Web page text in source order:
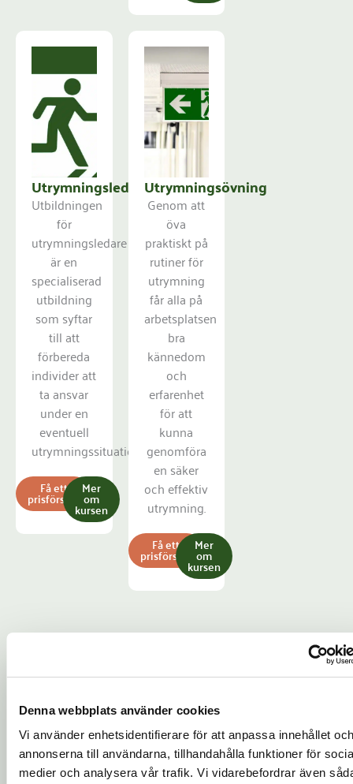
Denna webbplats använder cookies
Vi använder enhetsidentifierare för att anpassa innehållet och
annonserna till användarna, tillhandahålla funktioner för
medier och analysera vår trafik. Vi vidarebefordrar även
Utrymningsledare
Utbildningen
för
utrymningsledare
är en
specialiserad
utbildning
som syftar
till att
förbereda
individer att
ta ansvar
under en
eventuell
utrymningssituation.
Få ett
prisförslag
Mer
om
kursen
Utrymningsövning
Genom att
öva
praktiskt på
rutiner för
utrymning
får alla på
arbetsplatsen
bra
kännedom
och
erfarenhet
för att
kunna
genomföra
en säker
och effektiv
utrymning.
Få ett
prisförslag
Mer
om
kursen
Vi har utbildat över 25 000 personer inom HLR, Första
arbetar inom ambulansjukvården eller som brandmän idag
och våra instruktörer har jobbat med- och gjort- HLR på
riktigt många gånger. De dockor vi använder på våra
utbildningar är otroligt verklighetstrogna vilket gör att